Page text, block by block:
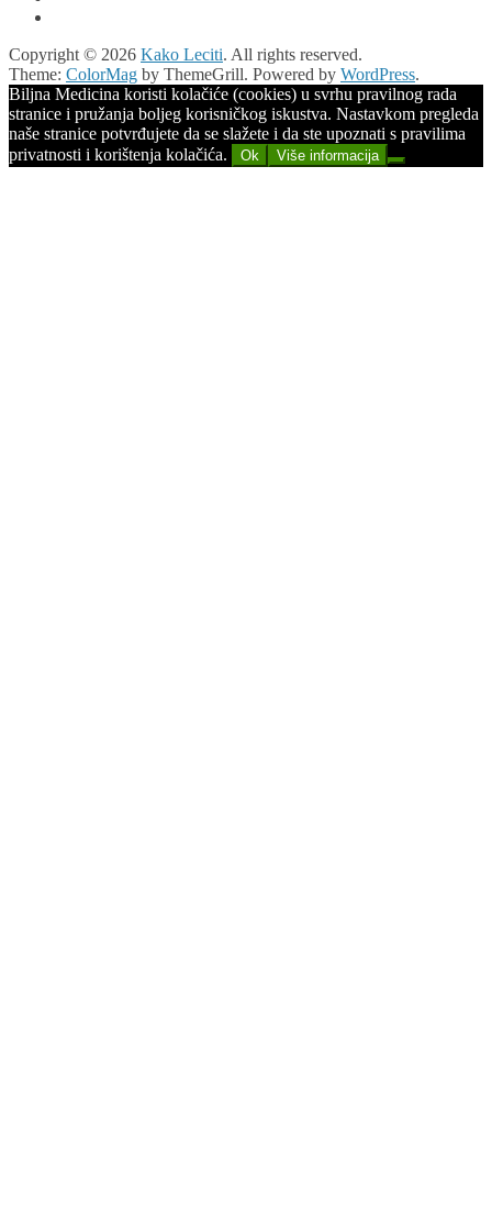
Copyright © 2026 Kako Leciti. All rights reserved.
Theme: ColorMag by ThemeGrill. Powered by WordPress.
Biljna Medicina koristi kolačiće (cookies) u svrhu pravilnog rada
stranice i pružanja boljeg korisničkog iskustva. Nastavkom pregleda
naše stranice potvrđujete da se slažete i da ste upoznati s pravilima
privatnosti i korištenja kolačića.
Ok Više informacija